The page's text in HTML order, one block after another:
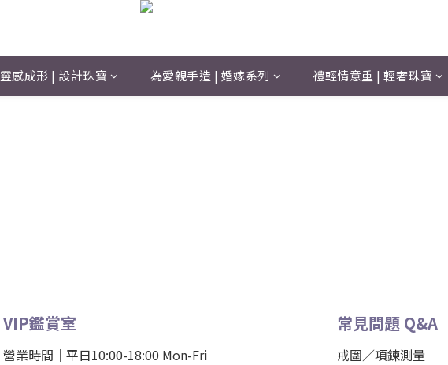
靈感成形 | 設計珠寶 為愛親手造 | 婚嫁系列 禮輕情意重 | 輕奢珠寶
VIP鑑賞室
營業時間｜平日10:00-18:00 Mon-Fri
常見問題 Q&A
戒圍／項鍊測量